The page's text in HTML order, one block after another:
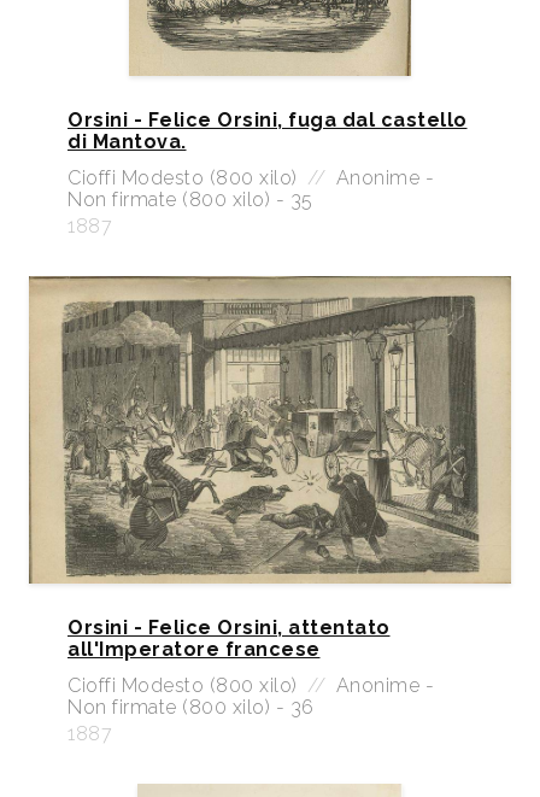
Orsini - Felice Orsini, fuga dal castello
di Mantova.
Cioffi Modesto (800 xilo) // Anonime -
Non firmate (800 xilo) - 35
1887
Orsini - Felice Orsini, attentato
all'Imperatore francese
Cioffi Modesto (800 xilo) // Anonime -
Non firmate (800 xilo) - 36
1887